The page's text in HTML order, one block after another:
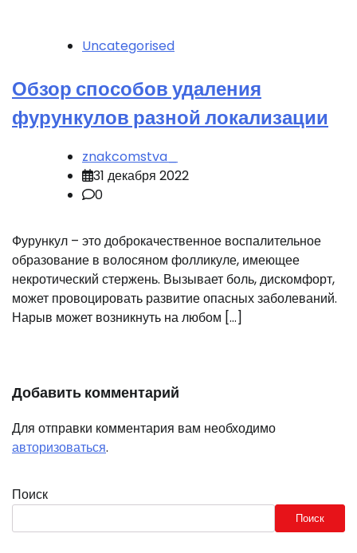
Uncategorised
Обзор способов удаления
фурункулов разной локализации
znakcomstva_
31 декабря 2022
0
Фурункул – это доброкачественное воспалительное
образование в волосяном фолликуле, имеющее
некротический стержень. Вызывает боль, дискомфорт,
может провоцировать развитие опасных заболеваний.
Нарыв может возникнуть на любом […]
Добавить комментарий
Для отправки комментария вам необходимо
авторизоваться.
Поиск
Поиск